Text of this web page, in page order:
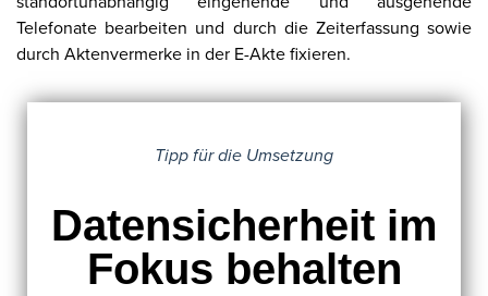
Telefonate bearbeiten und durch die Zeiterfassung sowie
durch Aktenvermerke in der E-Akte fixieren.
Tipp für die Umsetzung
Datensicherheit im
Fokus behalten